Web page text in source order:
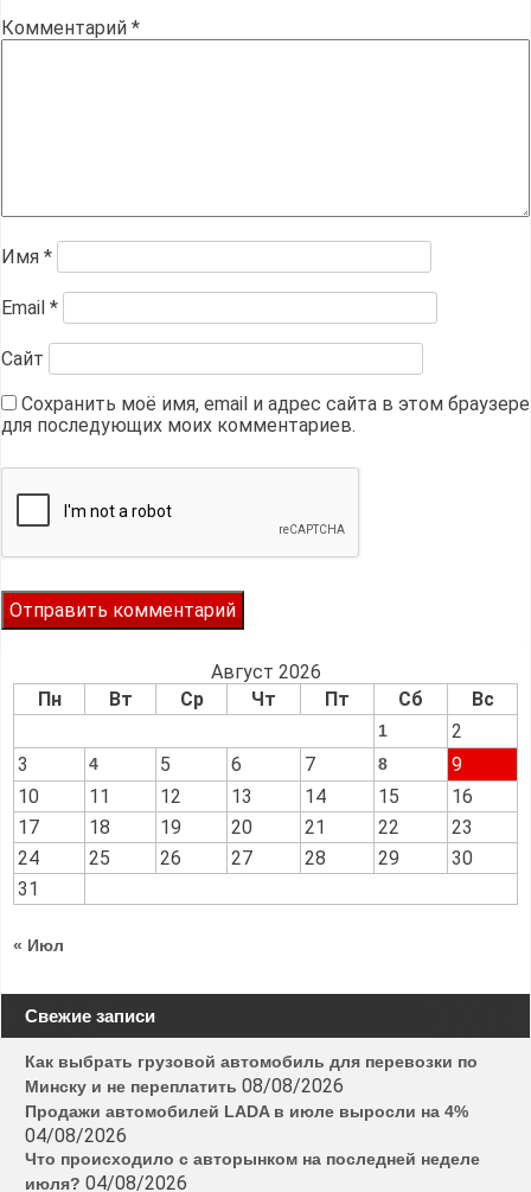
Комментарий *
Имя *
Email *
Сайт
Сохранить моё имя, email и адрес сайта в этом браузере
для последующих моих комментариев.
Август 2026
Пн
Вт Ср Чт Пт Сб Вс
1
2
3
4 5 6 7 8
9
10
11 12 13 14 15
16
17
18 19 20 21 22
23
24
25 26 27 28 29
30
31
« Июл
Свежие записи
Как выбрать грузовой автомобиль для перевозки по
Минску и не переплатить 08/08/2026
Продажи автомобилей LADA в июле выросли на 4%
04/08/2026
Что происходило с авторынком на последней неделе
июля? 04/08/2026